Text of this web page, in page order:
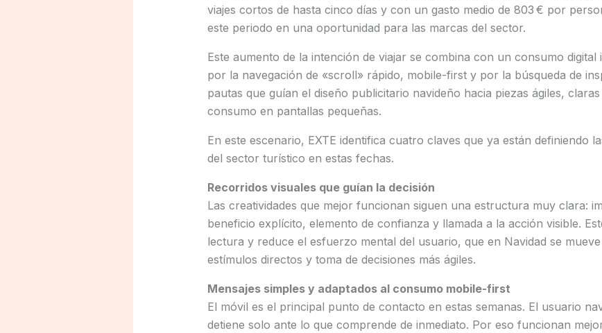
viajes cortos de hasta cinco días y con un gasto medio de 803 € por
este periodo en una oportunidad para las marcas del sector.
Este aumento de la intención de viajar se combina con un consumo
por la navegación de «scroll» rápido, mobile-first y por la búsqueda de
pautas que guían el diseño publicitario navideño hacia piezas ágiles,
consumo en pantallas pequeñas.
En este escenario, EXTE identifica cuatro claves que ya están definiendo
del sector turístico en estas fechas.
Recorridos visuales que guían la decisión
Las creatividades que mejor funcionan siguen una estructura muy clara:
beneficio explícito, elemento de confianza y llamada a la acción visible.
lectura y reduce el esfuerzo mental del usuario, que en Navidad se
estímulos directos y toma de decisiones más ágiles.
Mensajes simples y adaptados al consumo mobile-first
El móvil es el principal punto de contacto en estas semanas. El usuario
detiene solo ante lo que comprende de inmediato. Por eso funcionan